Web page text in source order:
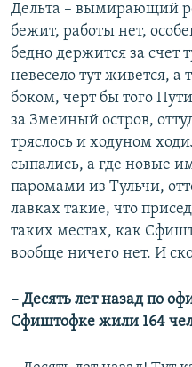
Дельта – вымирающий
бежит, работы нет,
бедно держится за счет
невесело тут живется, а
боком, черт бы того
за Змеиный остров,
тряслось и ходуном
сыпались, а где новые им
паромами из Тульчи,
лавках такие, что
таких местах, как
вообще ничего нет. И
– Десять лет назад по
Сфиштофке жили 164